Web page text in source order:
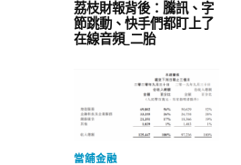
荔枝財報背後：騰訊、字
節跳動、快手們都盯上了
在線音頻_二胎
當舖金融